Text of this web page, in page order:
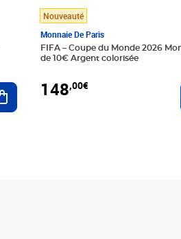
Ajouter au panier
Nouveauté
Monnaie De Paris
FIFA – Coupe du Monde 2026
de 10€ Argent colorisée
148,00€